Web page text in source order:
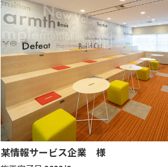
某情報サービス企業 様